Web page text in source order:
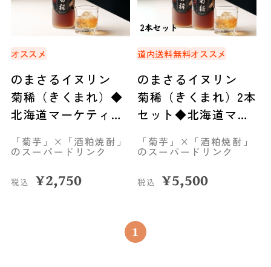
オススメ
のまさるイヌリン
菊稀（きくまれ）◆
北海道マーケティン
「菊芋」×「酒粕焼酎」
のスーパードリンク
税込 ¥2,750
道内送料無料オススメ
のまさるイヌリン
菊稀（きくまれ）2本
セット◆北海道マー
幌）
「菊芋」×「酒粕焼酎」
のスーパードリンク
税込 ¥5,500
1